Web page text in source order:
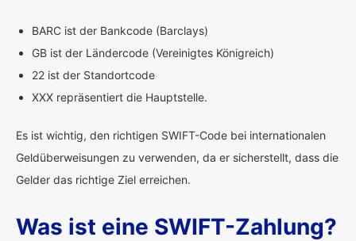
BARC ist der Bankcode (Barclays)
GB ist der Ländercode (Vereinigtes Königreich)
22 ist der Standortcode
XXX repräsentiert die Hauptstelle.
Es ist wichtig, den richtigen SWIFT-Code bei internationalen
Geldüberweisungen zu verwenden, da er sicherstellt, dass die
Gelder das richtige Ziel erreichen.
Was ist eine SWIFT-Zahlung?